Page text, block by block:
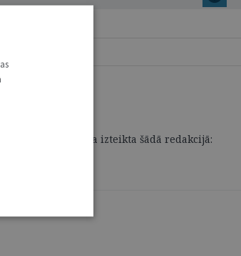
pantā dispozīcija izteikta šādā redakcijā: